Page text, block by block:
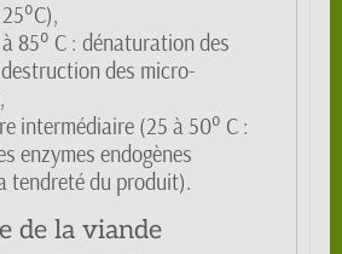
85° C : dénaturation des
des micro-
intermédiaire (25 à 50° C :
enzymes endogènes
tendreté du produit).
de la viande